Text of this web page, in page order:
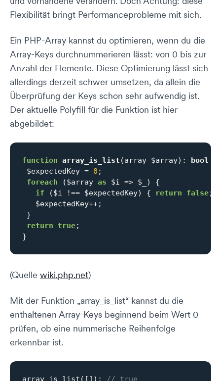
Flexibilität bringt Performanceprobleme mit sich.
Ein PHP-Array kannst du optimieren, wenn du die
Array-Keys durchnummerieren lässt: von 0 bis zur
Anzahl der Elemente. Diese Optimierung lässt sich
allerdings derzeit schwer umsetzen, da allein die
Überprüfung der Keys schon sehr aufwendig ist.
Der aktuelle Polyfill für die Funktion ist hier
abgebildet:
function array_is_list (array $array) : bool
$expectedKey = 0 ;
foreach ($array as $i => $_) {
if ($i !== $expectedKey) { return false;
   $expectedKey++;
}
return true;
}
(Quelle wiki.php.net)
Mit der Funktion „array_is_list“ kannst du die
enthaltenen Array-Keys beginnend beim Wert 0
prüfen, ob eine nummerische Reihenfolge
erkennbar ist.
array_is_list([]);
// true